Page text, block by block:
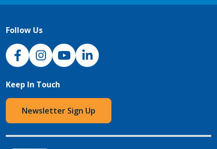
Follow Us
NJH Facebook
InstagramNJH YouTube
NJH LinkedIn
Keep In Touch
Newsletter Sign Up